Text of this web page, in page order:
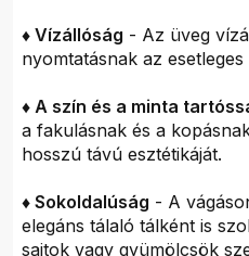
♦ Vízállóság - Az üveg
nyomtatásnak az
♦ A szín és a minta
a fakulásnak és a
hosszú távú esztétikáját.
♦ Sokoldalúság - A
elegáns tálaló tálként is
sajtok vagy gyümölcsök